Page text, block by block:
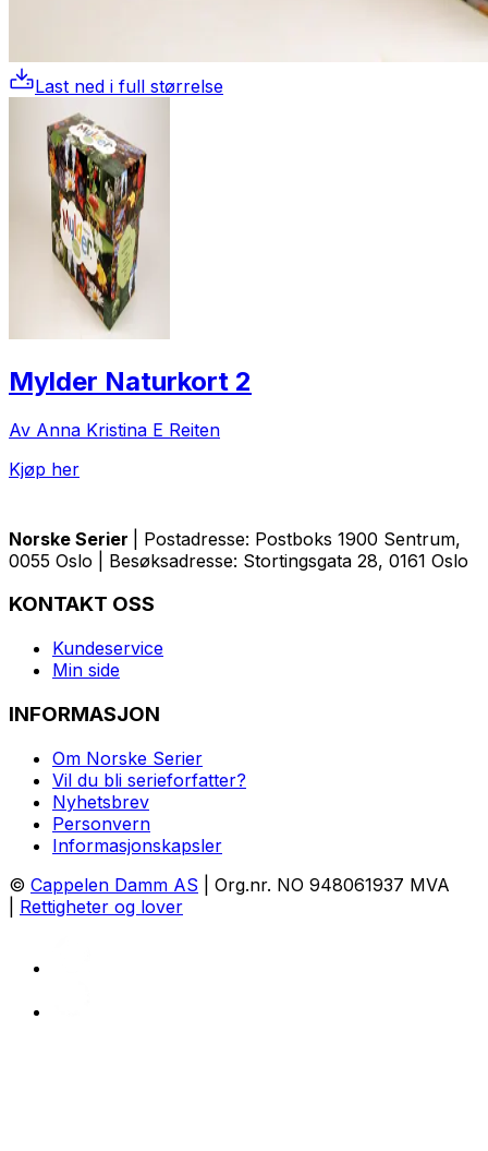
Last ned i full størrelse
Mylder Naturkort 2
Av Anna Kristina E Reiten
Kjøp her
Norske Serier
| Postadresse: Postboks 1900 Sentrum,
0055 Oslo | Besøksadresse: Stortingsgata 28, 0161 Oslo
KONTAKT OSS
Kundeservice
Min side
INFORMASJON
Om Norske Serier
Vil du bli serieforfatter?
Nyhetsbrev
Personvern
Informasjonskapsler
© Cappelen Damm AS | Org.nr. NO 948061937 MVA
Rettigheter og lover